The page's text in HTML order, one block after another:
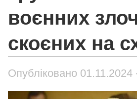
воєнних
скоєних на
Опубліковано 01.11.2024